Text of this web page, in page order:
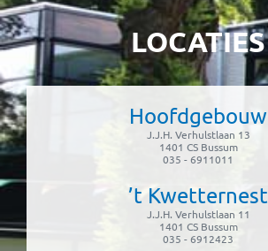
LOCATIES
Hoofdgebouw
J.J.H. Verhulstlaan 13
1401 CS Bussum
035 - 6911011
’t Kwetternest
J.J.H. Verhulstlaan 11
1401 CS Bussum
035 - 6912423